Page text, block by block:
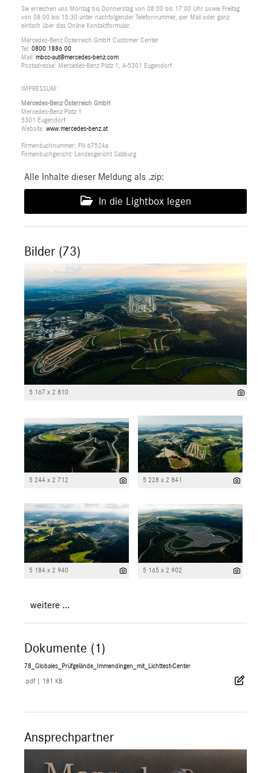
Sie erreichen uns Montag bis Donnerstag von 08:00 bis 17:00 Uhr sowie Freitag
von 08:00 bis 15:30 unter nachfolgender Telefonnummer, per Mail oder ganz
einfach über das Online Kontaktformular.
Mercedes-Benz Österreich GmbH Customer Center
Tel: 0800 1886 00
Mail: mbcc-aut@mercedes-benz.com
Postadresse: Mercedes-Benz Platz 1, A-5301 Eugendorf
IMPRESSUM:
Mercedes-Benz Österreich GmbH
Mercedes-Benz Platz 1
5301 Eugendorf
Website: www.mercedes-benz.at
Firmenbuchnummer: FN 67524a
Firmenbuchgericht: Landesgericht Salzburg
Alle Inhalte dieser Meldung als .zip:
In die Lightbox legen
Bilder (73)
5 167 x 2 810
5 244 x 2 712 5 228 x 2 841
5 184 x 2 940 5 165 x 2 902
weitere ...
Dokumente (1)
78_Globales_Prüfgelände_Immendingen_mit_Lichttest-Center
.pdf 181 KB
Ansprechpartner